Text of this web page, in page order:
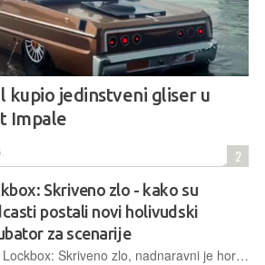
kupio jedinstveni gliser u
Impale
2
Skriveno zlo - kako su
postali novi holivudski
za scenarije
Film Lockbox: Skriveno zlo, nadnaravni je horor koji prati priču o mračnim silama unutar izoliranog i zlokobnog prostora. Taj psihološki teror preuzet je iz istoimene epizode podcasta Knifepoint Horror